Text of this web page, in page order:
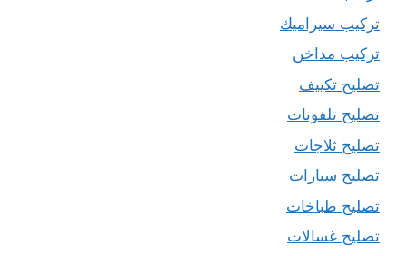
تركيب سيراميك
تركيب مداخن
تصليح تكييف
تصليح تلفونات
تصليح ثلاجات
تصليح سيارات
تصليح طباخات
تصليح غسالات